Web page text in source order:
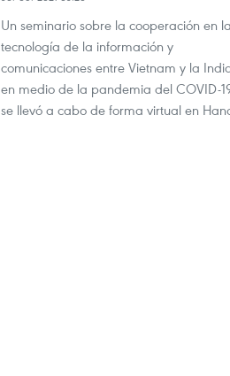
Un seminario sobre la cooperación en
tecnología de la información y
comunicaciones entre Vietnam y la
en medio de la pandemia del COVID-
se llevó a cabo de forma virtual en